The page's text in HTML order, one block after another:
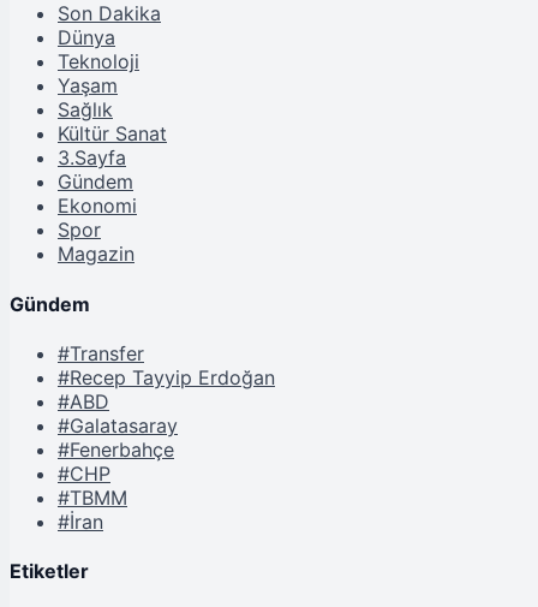
Son Dakika
Dünya
Teknoloji
Yaşam
Sağlık
Kültür Sanat
3.Sayfa
Gündem
Ekonomi
Spor
Magazin
Gündem
#Transfer
#Recep Tayyip Erdoğan
#ABD
#Galatasaray
#Fenerbahçe
#CHP
#TBMM
#İran
Etiketler